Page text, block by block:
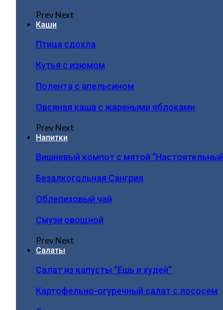
PrevNext
Каши
Птица сдохла
Кутья с изюмом
Полента с апельсином
Овсяная каша с жареными яблоками
PrevNext
Напитки
Вишневый компот с мятой
Безалкогольная Сангрия
Облепиховый чай
Смузи овощной
PrevNext
Салаты
Салат из капусты “Ешь и худей”
Картофельно-огуречный салат с лососем